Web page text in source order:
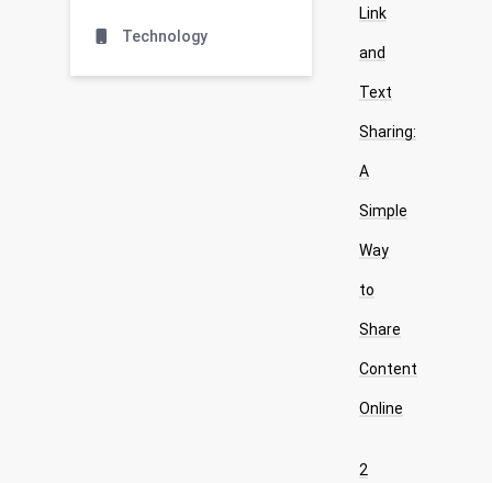
Technology
Link
and
Text
Sharing:
A
Simple
Way
to
Share
Content
Online
2